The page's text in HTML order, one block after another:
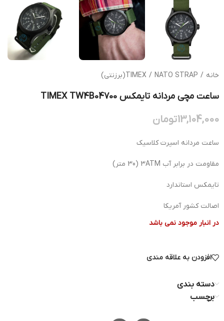
خانه /
TIMEX / NATO STRAP(برزنتی)
ساعت مچی مردانه تایمکس TIMEX TW4B04700
13,104,000تومان
ساعت مردانه اسپرت کلاسیک
مقاومت در برابر آب 3ATM (30 متر)
تایمکس استاندارد
اصالت کشور آمریکا
در انبار موجود نمی باشد
افزودن به علاقه مندی
دسته بندی
برچسب